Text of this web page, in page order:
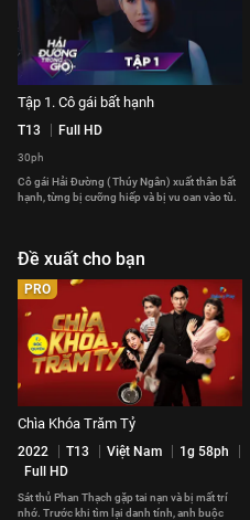
Tập 1. Cô gái bất hạnh
T13 Full HD
30ph
Cô gái Hải Đường ( Thúy Ngân) xuất thân bất
hạnh, từng bị cưỡng hiếp và bị vu oan vào tù.
Đề xuất cho bạn
PRO
Chìa Khóa Trăm Tỷ
2022 T13 Việt Nam
1g 58ph
Full HD
Sát thủ Phan Thạch gặp tai nạn và bị mất trí
nhớ. Trước khi tìm lại danh tính, anh buộc